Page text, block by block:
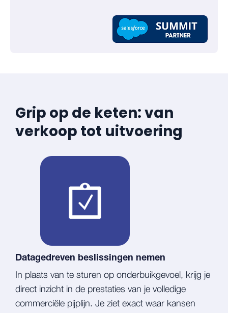
Grip op de keten: van
verkoop tot uitvoering
Datagedreven beslissingen nemen
In plaats van te sturen op onderbuikgevoel, krijg je
direct inzicht in de prestaties van je volledige
commerciële pijplijn. Je ziet exact waar kansen